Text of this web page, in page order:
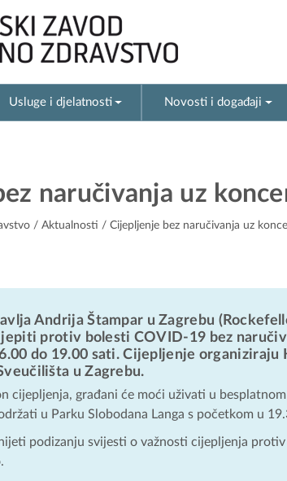
Usluge i djelatnosti Novosti i događaji
naručivanja uz
/ Aktualnosti / Cijepljenje bez naručivanja uz
Andrija Štampar u Zagrebu
protiv bolesti COVID-19 bez
do 19.00 sati. Cijepljenje
u Zagrebu.
cijepljenja, građani će moći uživati u
u Parku Slobodana Langa s početkom u
podizanju svijesti o važnosti cijepljenja